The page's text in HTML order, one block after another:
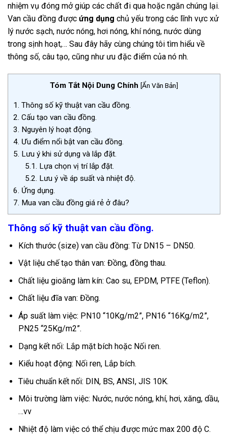
nhiệm vụ đóng mở giúp các chất đi qua hoặc ngăn chúng lại.
Van cầu đồng được ứng dụng chủ yếu trong các lĩnh vực xử
lý nước sạch, nước nóng, hơi nóng, khí nóng, nước dùng
trong sịnh hoạt,… Sau đây hãy cùng chúng tôi tìm hiểu về
thông số, câu tạo, cũng như ưu đặc điểm của nó nh.
Tóm Tắt Nội Dung Chính [Ẩn Văn Bản]
1. Thông số kỹ thuật van cầu đồng.
2. Cấu tạo van cầu đồng.
3. Nguyên lý hoạt động.
4. Ưu điểm nổi bật van cầu đồng.
5. Lưu ý khi sử dụng và lắp đặt.
5.1. Lựa chọn vị trí lắp đặt.
5.2. Lưu ý về áp suất và nhiệt độ.
6. Ứng dụng.
7. Mua van cầu đồng giá rẻ ở đâu?
Thông số kỹ thuật van cầu đồng.
Kích thước (size) van cầu đồng: Từ DN15 – DN50.
Vật liệu chế tạo thân van: Đồng, đồng thau.
Chất liệu gioăng làm kín: Cao su, EPDM, PTFE (Teflon).
Chất liệu đĩa van: Đồng.
Áp suất làm việc: PN10 “10Kg/m2”, PN16 “16Kg/m2”,
PN25 “25Kg/m2”.
Dạng kết nối: Lắp mặt bích hoặc Nối ren.
Kiểu hoạt động: Nối ren, Lắp bích.
Tiêu chuẩn kết nối: DIN, BS, ANSI, JIS 10K.
Môi trường làm việc: Nước, nước nóng, khí, hơi, xăng, dầu,
…vv
Nhiệt độ làm việc có thể chịu được mức max 200 độ C.